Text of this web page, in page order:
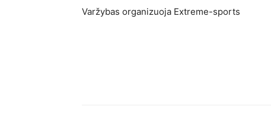
Varžybas organizuoja Extreme-sports